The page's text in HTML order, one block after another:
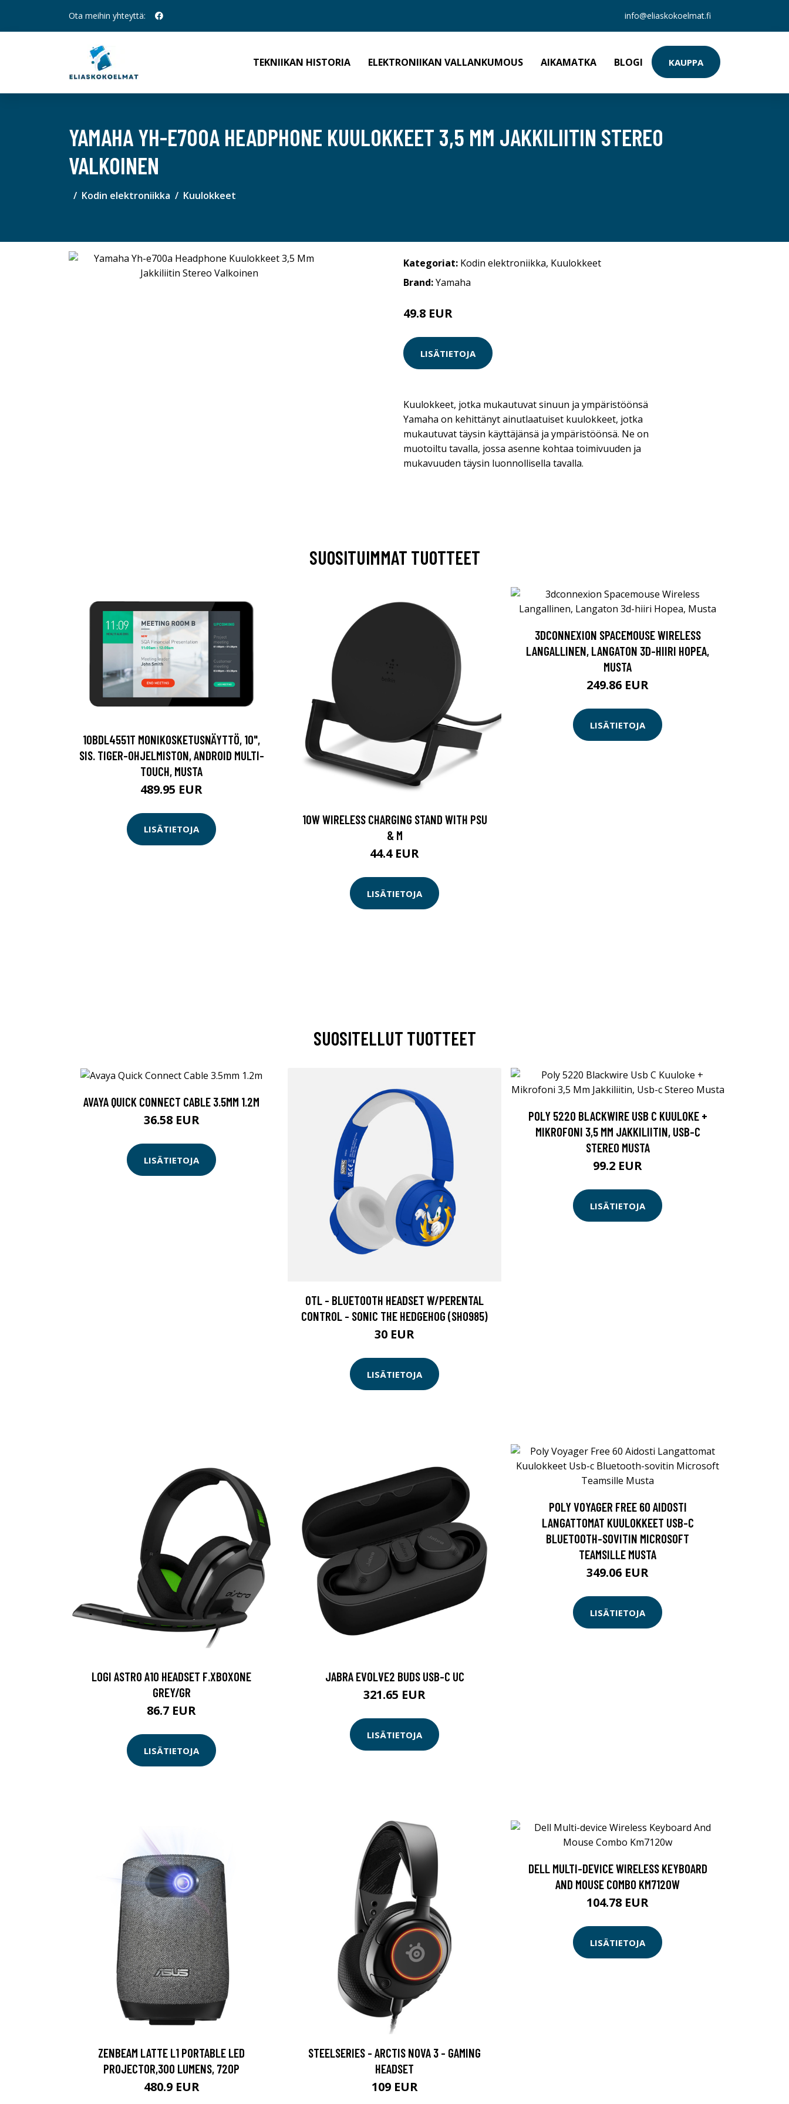
Ota meihin yhteyttä: info@eliaskokoelmat.fi
TEKNIIKAN HISTORIA ELEKTRONIIKAN VALLANKUMOUS AIKAMATKA BLOGI KAUPPA
YAMAHA YH-E700A HEADPHONE KUULOKKEET 3,5 MM JAKKILIITIN STEREO
VALKOINEN
Kodin elektroniikka Kuulokkeet
Kategoriat: Kodin elektroniikka, Kuulokkeet
Brand:Yamaha
49.8 EUR
LISÄTIETOJA
Kuulokkeet, jotka mukautuvat sinuun ja ympäristöönsä
Yamaha on kehittänyt ainutlaatuiset kuulokkeet, jotka
mukautuvat täysin käyttäjänsä ja ympäristöönsä. Ne on
muotoiltu tavalla, jossa asenne kohtaa toimivuuden ja
mukavuuden täysin luonnollisella tavalla.
SUOSITUIMMAT TUOTTEET
10BDL4551T MONIKOSKETUSNÄYTTÖ, 10",
SIS. TIGER-OHJELMISTON, ANDROID MULTI-
TOUCH, MUSTA
489.95 EUR
LISÄTIETOJA
10W WIRELESS CHARGING STAND WITH PSU
& M
44.4 EUR
LISÄTIETOJA
3DCONNEXION SPACEMOUSE WIRELESS
LANGALLINEN, LANGATON 3D-HIIRI HOPEA,
MUSTA
249.86 EUR
LISÄTIETOJA
SUOSITELLUT TUOTTEET
AVAYA QUICK CONNECT CABLE 3.5MM 1.2M
36.58 EUR
LISÄTIETOJA
OTL - BLUETOOTH HEADSET W/PERENTAL
CONTROL - SONIC THE HEDGEHOG (SH0985)
30 EUR
LISÄTIETOJA
POLY 5220 BLACKWIRE USB C KUULOKE +
MIKROFONI 3,5 MM JAKKILIITIN, USB-C
STEREO MUSTA
99.2 EUR
LISÄTIETOJA
LOGI ASTRO A10 HEADSET F.XBOXONE
GREY/GR
86.7 EUR
LISÄTIETOJA
JABRA EVOLVE2 BUDS USB-C UC
321.65 EUR
LISÄTIETOJA
POLY VOYAGER FREE 60 AIDOSTI
LANGATTOMAT KUULOKKEET USB-C
BLUETOOTH-SOVITIN MICROSOFT
TEAMSILLE MUSTA
349.06 EUR
LISÄTIETOJA
ZENBEAM LATTE L1 PORTABLE LED
PROJECTOR,300 LUMENS, 720P
480.9 EUR
STEELSERIES - ARCTIS NOVA 3 - GAMING
HEADSET
109 EUR
DELL MULTI-DEVICE WIRELESS KEYBOARD
AND MOUSE COMBO KM7120W
104.78 EUR
LISÄTIETOJA